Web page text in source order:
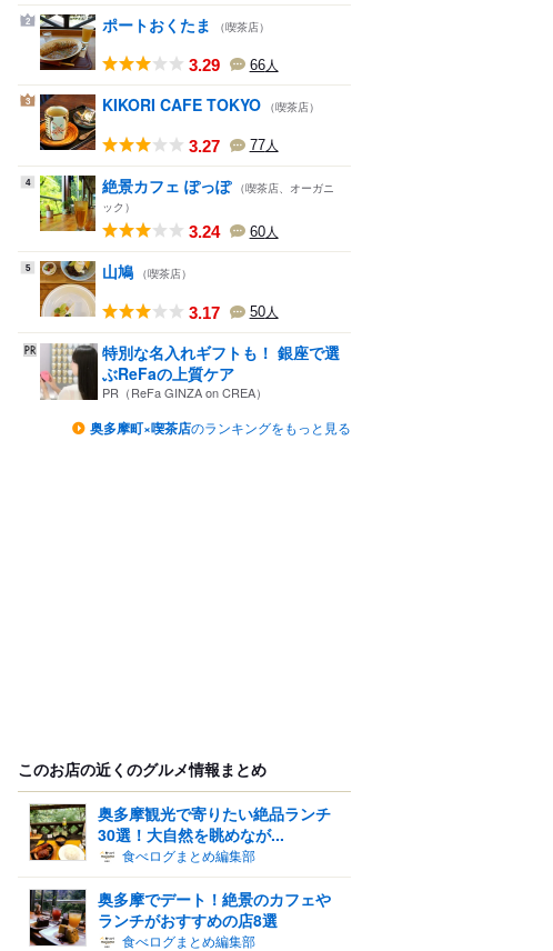
2 ポートおくたま （喫茶店）
3.29 66人
3 KIKORI CAFE TOKYO （喫茶店）
3.27 77人
4 絶景カフェ ぽっぽ （喫茶店、オーガニ
ック）
3.24 60人
5 山鳩 （喫茶店）
3.17 50人
特別な名入れギフトも！ 銀座で選
ぶReFaの上質ケア
PR（ReFa GINZA on CREA）
奥多摩町×喫茶店のランキングをもっと見る
このお店の近くのグルメ情報まとめ
奥多摩観光で寄りたい絶品ランチ
30選！大自然を眺めなが...
食べログまとめ編集部
奥多摩でデート！絶景のカフェや
ランチがおすすめの店8選
食べログまとめ編集部